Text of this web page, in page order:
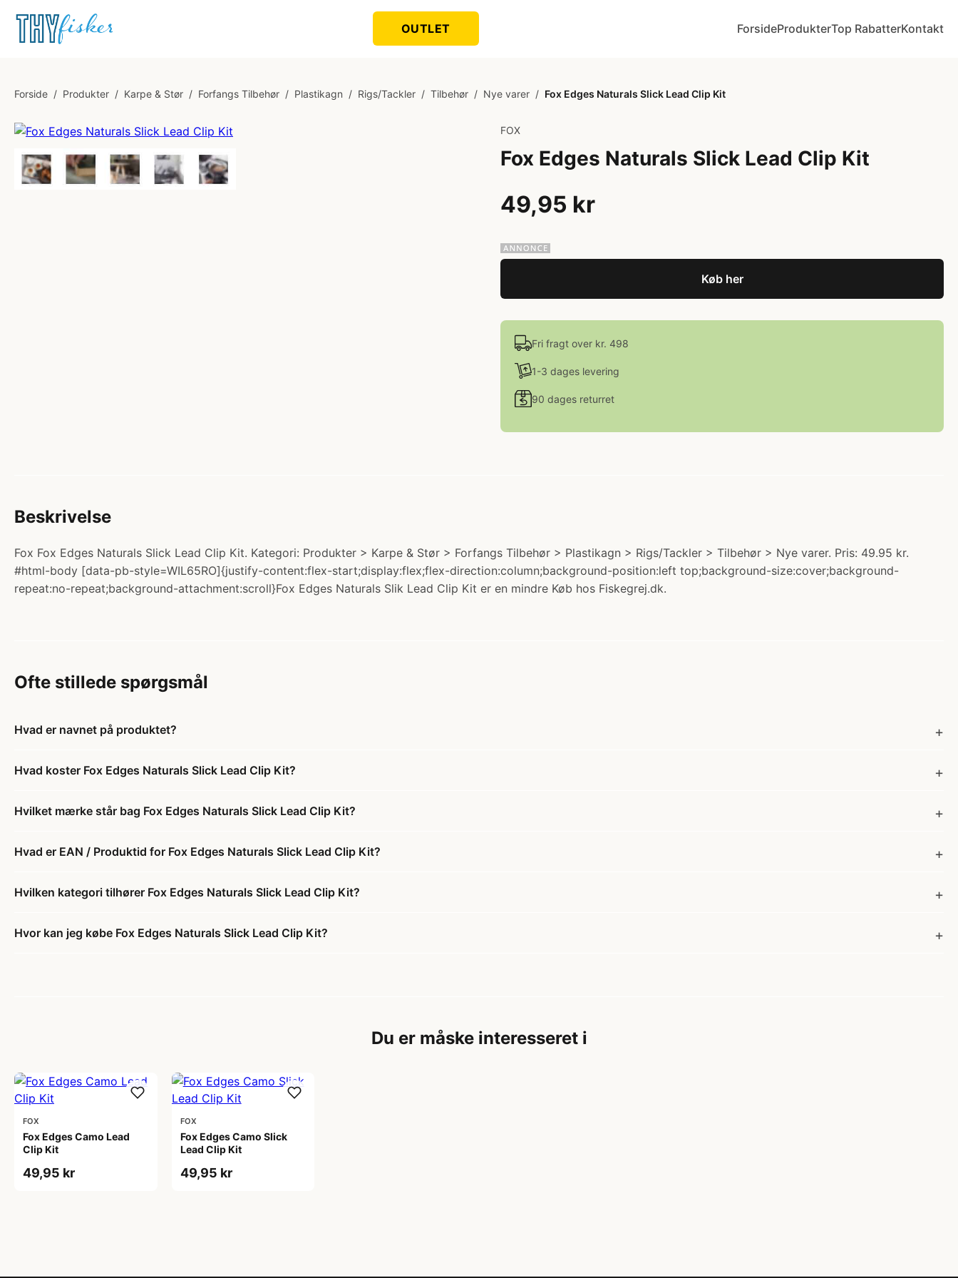
OUTLET ForsideProdukterTop RabatterKontakt
Forside / Produkter / Karpe & Stør / Forfangs Tilbehør / Plastikagn / Rigs/Tackler / Tilbehør / Nye varer / Fox Edges Naturals Slick Lead Clip Kit
FOX
Fox Edges Naturals Slick Lead Clip Kit
49,95 kr
Køb her
Fri fragt over kr. 498
1-3 dages levering
90 dages returret
Beskrivelse
Fox Fox Edges Naturals Slick Lead Clip Kit. Kategori: Produkter > Karpe & Stør > Forfangs Tilbehør > Plastikagn > Rigs/Tackler > Tilbehør > Nye varer. Pris: 49.95 kr.
#html-body [data-pb-style=WIL65RO]{justify-content:flex-start;display:flex;flex-direction:column;background-position:left top;background-size:cover;background-
repeat:no-repeat;background-attachment:scroll}Fox Edges Naturals Slik Lead Clip Kit er en mindre Køb hos Fiskegrej.dk.
Ofte stillede spørgsmål
Hvad er navnet på produktet?
Hvad koster Fox Edges Naturals Slick Lead Clip Kit?
Hvilket mærke står bag Fox Edges Naturals Slick Lead Clip Kit?
Hvad er EAN / Produktid for Fox Edges Naturals Slick Lead Clip Kit?
Hvilken kategori tilhører Fox Edges Naturals Slick Lead Clip Kit?
Hvor kan jeg købe Fox Edges Naturals Slick Lead Clip Kit?
Du er måske interesseret i
FOX
Fox Edges Camo Lead
Clip Kit
49,95 kr
FOX
Fox Edges Camo Slick
Lead Clip Kit
49,95 kr